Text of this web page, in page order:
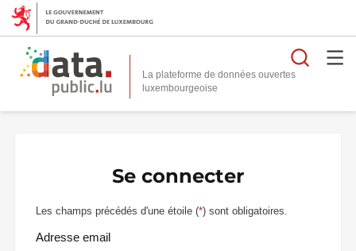
La plateforme de données ouvertes
Se connecter
Les champs précédés d'une étoile (*) sont obligatoires.
Adresse email